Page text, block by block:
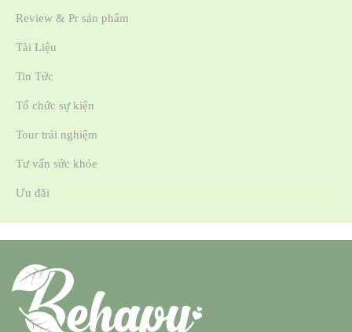
Review & Pr sản phẩm
Tài Liệu
Tin Tức
Tổ chức sự kiện
Tour trải nghiệm
Tư vấn sức khỏe
Ưu đãi